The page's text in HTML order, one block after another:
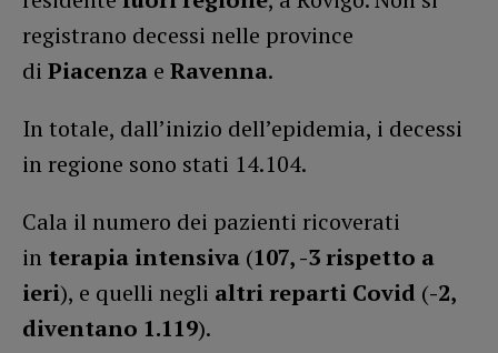
registrano decessi nelle province
di Piacenza e Ravenna.
In totale, dall’inizio dell’epidemia, i decessi
in regione sono stati 14.104.
Cala il numero dei pazienti ricoverati
in terapia intensiva (107, -3 rispetto a
ieri), e quelli negli altri reparti Covid (-2,
diventano 1.119).